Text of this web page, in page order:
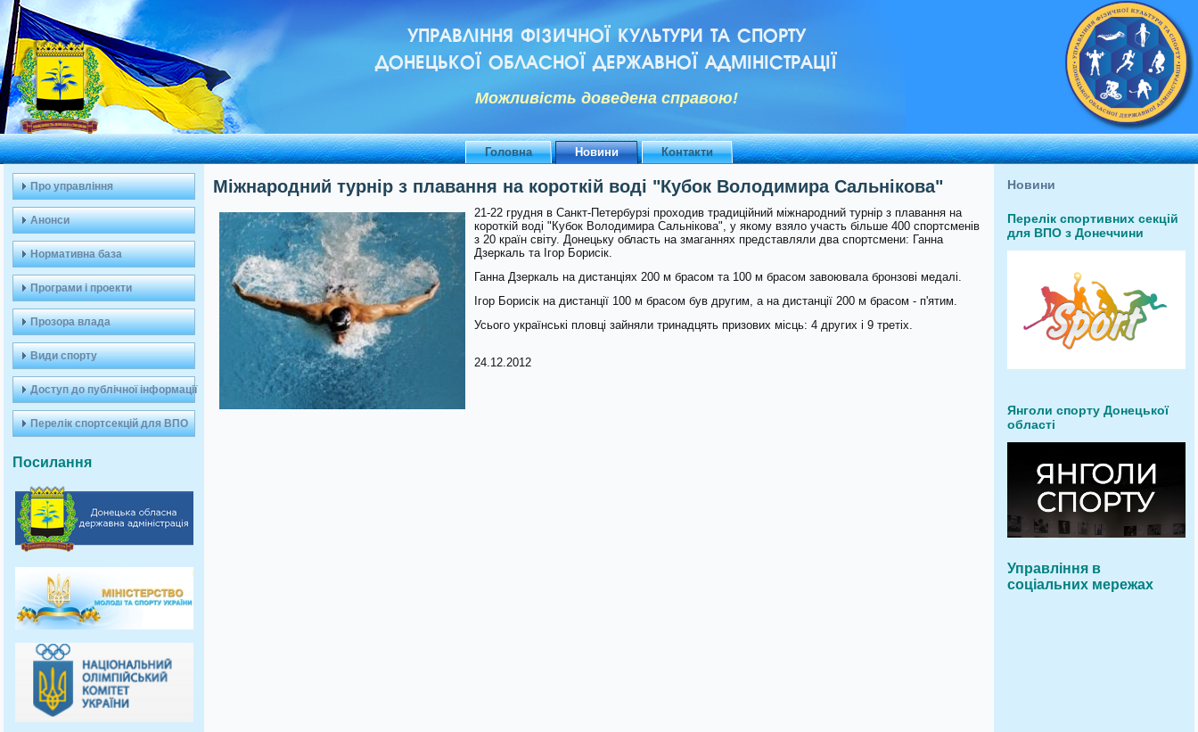
УПРАВЛІННЯ ФІЗИЧНОЇ КУЛЬТУРИ ТА СПОРТУ
ДОНЕЦЬКОЇ ОБЛАСНОЇ ДЕРЖАВНОЇ АДМІНІСТРАЦІЇ
Можливiсть доведена справою!
Головна Новини Контакти
Про управління
Анонси
Нормативна база
Програми і проекти
Прозора влада
Види спорту
Доступ до публічної інформації
Перелік спортсекцій для ВПО
Посилання
Міжнародний турнір з плавання на короткій воді "Кубок Володимира Сальнікова"
21-22 грудня в Санкт-Петербурзі проходив традиційний міжнародний турнір з плавання на
короткій воді "Кубок Володимира Сальнікова", у якому взяло участь більше 400 спортсменів
з 20 країн світу. Донецьку область на змаганнях представляли два спортсмени: Ганна
Дзеркаль та Ігор Борисік.
Ганна Дзеркаль на дистанціях 200 м брасом та 100 м брасом завоювала бронзові медалі.
Ігор Борисік на дистанції 100 м брасом був другим, а на дистанції 200 м брасом - п'ятим.
Усього українські пловці зайняли тринадцять призових місць: 4 других і 9 третіх.
24.12.2012
Новини
Перелік спортивних секцій
для ВПО з Донеччини
Янголи спорту Донецької
області
Управління в
соціальних мережах